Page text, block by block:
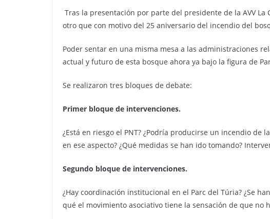
Tras la presentación por parte del presidente de la AVV
otro que con motivo del 25 aniversario del incendio del
Poder sentar en una misma mesa a las administraciones
actual y futuro de esta bosque ahora ya bajo la figura de
Se realizaron tres bloques de debate:
Primer bloque de intervenciones.
¿Está en riesgo el PNT? ¿Podría producirse un incendio de
en ese aspecto? ¿Qué medidas se han ido tomando?
Segundo bloque de intervenciones.
¿Hay coordinación institucional en el Parc del Túria? ¿Se
qué el movimiento asociativo tiene la sensación de que no